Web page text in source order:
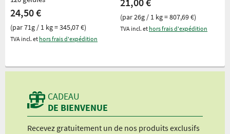
24,50 €
(par 71g / 1 kg = 345,07 €)
TVA incl. et hors frais d'expédition
(par 26g / 1 kg = 807,69 €)
TVA incl. et hors frais d'expédition
CADEAU
DE BIENVENUE
Recevez gratuitement un de nos produits exclusifs